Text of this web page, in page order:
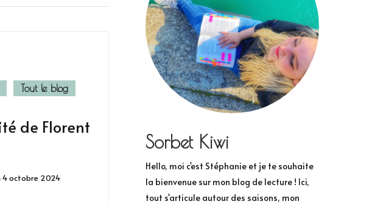
Tout le blog
de Florent
4 octobre 2024
Sorbet Kiwi
Hello, moi c'est Stéphanie et je te souhaite
la bienvenue sur mon blog de lecture ! Ici,
tout s'articule autour des saisons, mon